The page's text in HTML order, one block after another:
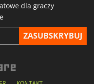
dla graczy